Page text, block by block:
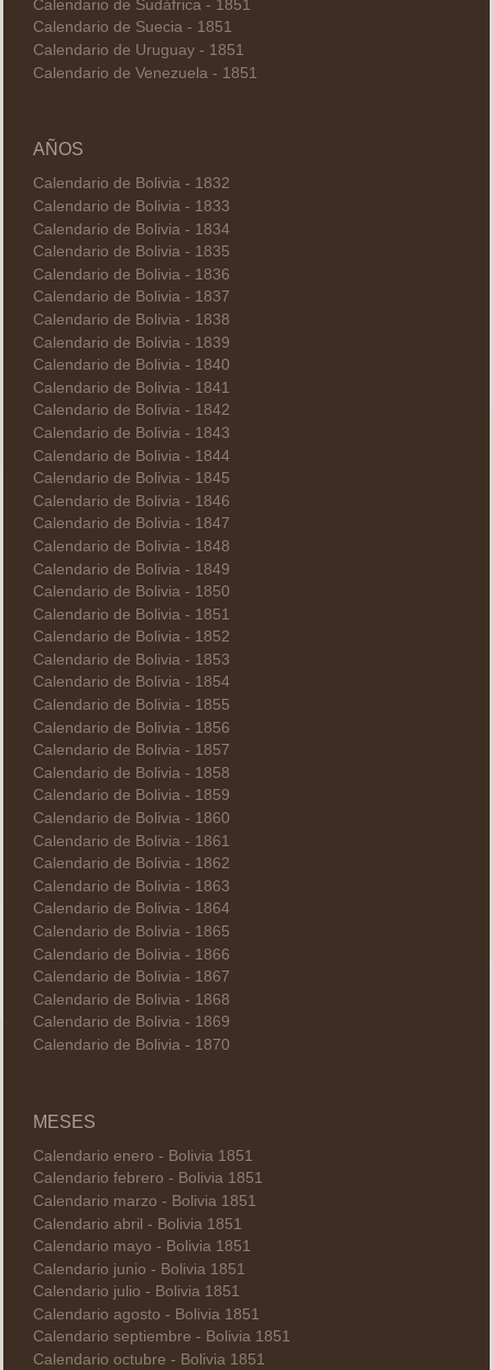
Calendario de Sudáfrica - 1851
Calendario de Suecia - 1851
Calendario de Uruguay - 1851
Calendario de Venezuela - 1851
AÑOS
Calendario de Bolivia - 1832
Calendario de Bolivia - 1833
Calendario de Bolivia - 1834
Calendario de Bolivia - 1835
Calendario de Bolivia - 1836
Calendario de Bolivia - 1837
Calendario de Bolivia - 1838
Calendario de Bolivia - 1839
Calendario de Bolivia - 1840
Calendario de Bolivia - 1841
Calendario de Bolivia - 1842
Calendario de Bolivia - 1843
Calendario de Bolivia - 1844
Calendario de Bolivia - 1845
Calendario de Bolivia - 1846
Calendario de Bolivia - 1847
Calendario de Bolivia - 1848
Calendario de Bolivia - 1849
Calendario de Bolivia - 1850
Calendario de Bolivia - 1851
Calendario de Bolivia - 1852
Calendario de Bolivia - 1853
Calendario de Bolivia - 1854
Calendario de Bolivia - 1855
Calendario de Bolivia - 1856
Calendario de Bolivia - 1857
Calendario de Bolivia - 1858
Calendario de Bolivia - 1859
Calendario de Bolivia - 1860
Calendario de Bolivia - 1861
Calendario de Bolivia - 1862
Calendario de Bolivia - 1863
Calendario de Bolivia - 1864
Calendario de Bolivia - 1865
Calendario de Bolivia - 1866
Calendario de Bolivia - 1867
Calendario de Bolivia - 1868
Calendario de Bolivia - 1869
Calendario de Bolivia - 1870
MESES
Calendario enero - Bolivia 1851
Calendario febrero - Bolivia 1851
Calendario marzo - Bolivia 1851
Calendario abril - Bolivia 1851
Calendario mayo - Bolivia 1851
Calendario junio - Bolivia 1851
Calendario julio - Bolivia 1851
Calendario agosto - Bolivia 1851
Calendario septiembre - Bolivia 1851
Calendario octubre - Bolivia 1851